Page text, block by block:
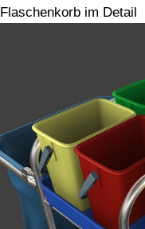
Flaschenkorb im Detail